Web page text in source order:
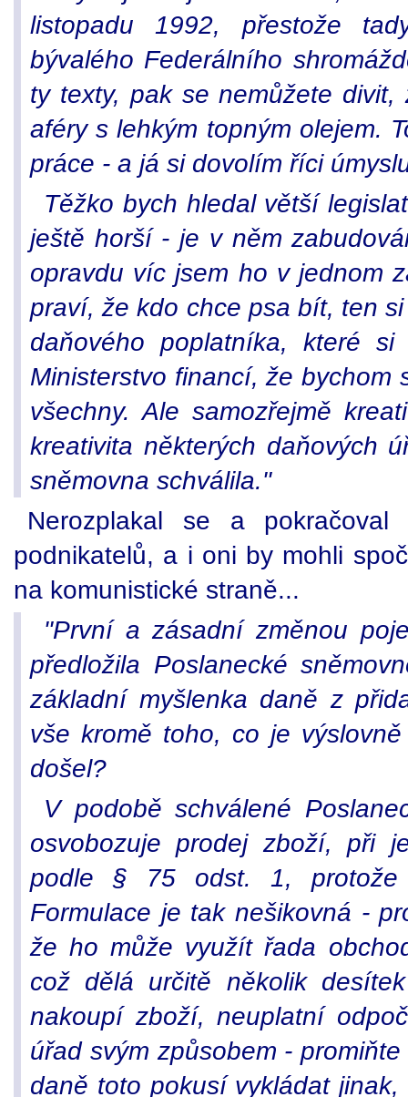
listopadu 1992, přestože
bývalého Federálního
ty texty, pak se nemůžete
aféry s lehkým topným olejem.
práce - a já si dovolím říci
Těžko bych hledal větší
ještě horší - je v něm
opravdu víc jsem ho v jednom
praví, že kdo chce psa bít, ten
daňového poplatníka, které
Ministerstvo financí, že bychom
všechny. Ale samozřejmě
kreativita některých daňových
sněmovna schválila."
Nerozplakal se a
podnikatelů, a i oni by mohli
na komunistické straně...
"První a zásadní změnou
předložila Poslanecké
základní myšlenka daně z
vše kromě toho, co je
došel?
V podobě schválené
osvobozuje prodej zboží, při
podle § 75 odst. 1, protože
Formulace je tak nešikovná -
že ho může využít řada
což dělá určitě několik
nakoupí zboží, neuplatní
úřad svým způsobem -
daně toto pokusí vykládat